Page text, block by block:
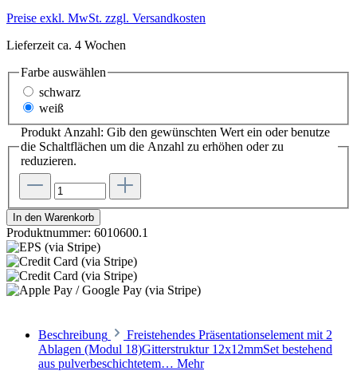
Preise exkl. MwSt. zzgl. Versandkosten
Lieferzeit ca. 4 Wochen
Farbe auswählen
schwarz
weiß
Produkt Anzahl: Gib den gewünschten Wert ein oder benutze
die Schaltflächen um die Anzahl zu erhöhen oder zu
reduzieren.
In den Warenkorb
Produktnummer: 6010600.1
Beschreibung
Freistehendes Präsentationselement mit 2
Ablagen (Modul 18)Gitterstruktur 12x12mmSet bestehend
aus pulverbeschichtetem… Mehr